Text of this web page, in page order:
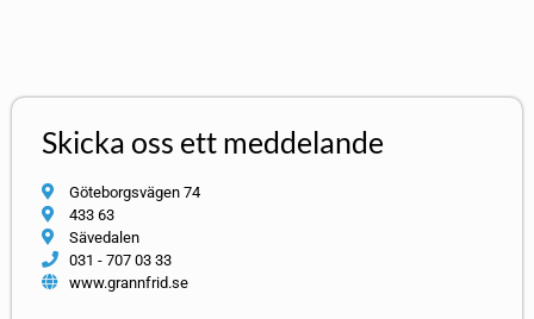
Skicka oss ett meddelande
Göteborgsvägen 74
433 63
Sävedalen
031 - 707 03 33
www.grannfrid.se